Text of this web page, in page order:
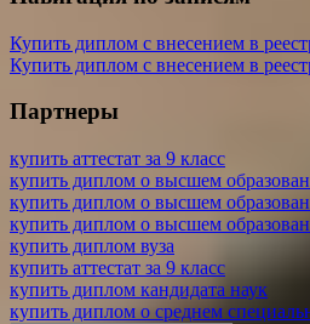
Купить диплом с внесением в
Купить диплом с внесением в
Партнеры
купить аттестат за 9 класс
купить диплом о высшем
купить диплом о высшем
купить диплом о высшем
купить диплом вуза
купить аттестат за 9 класс
купить диплом кандидата наук
купить диплом о среднем